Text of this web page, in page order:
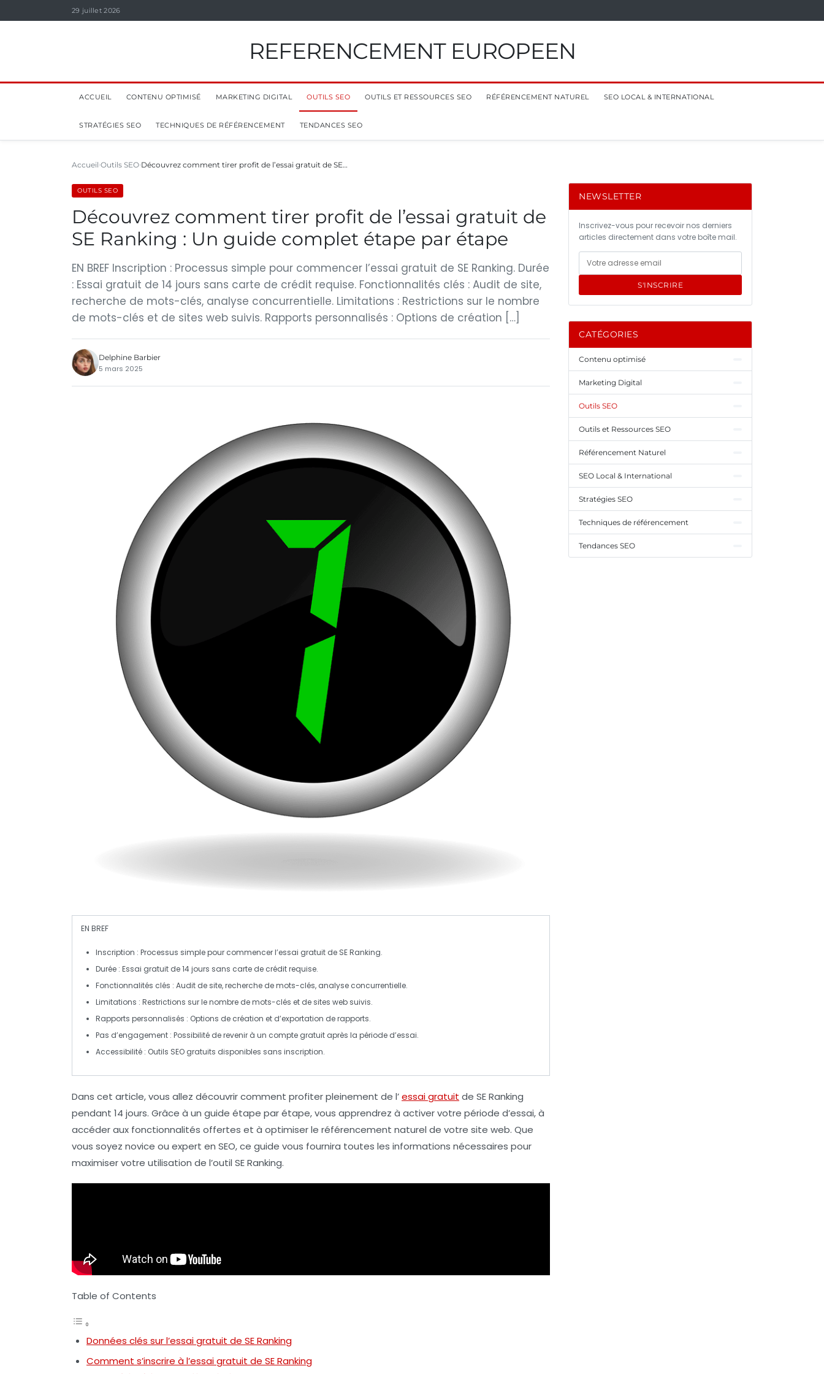
29 juillet 2026
REFERENCEMENT EUROPEEN
ACCUEIL CONTENU OPTIMISÉ MARKETING DIGITAL OUTILS SEO OUTILS ET RESSOURCES SEO RÉFÉRENCEMENT NATUREL SEO LOCAL & INTERNATIONAL
STRATÉGIES SEO TECHNIQUES DE RÉFÉRENCEMENT TENDANCES SEO
Accueil Outils SEO Découvrez comment tirer profit de l’essai gratuit de SE…
OUTILS SEO
Découvrez comment tirer profit de l’essai gratuit de
SE Ranking : Un guide complet étape par étape
EN BREF Inscription : Processus simple pour commencer l’essai gratuit de SE Ranking. Durée
: Essai gratuit de 14 jours sans carte de crédit requise. Fonctionnalités clés : Audit de site,
recherche de mots-clés, analyse concurrentielle. Limitations : Restrictions sur le nombre
de mots-clés et de sites web suivis. Rapports personnalisés : Options de création […]
Delphine Barbier
5 mars 2025
EN BREF
Inscription : Processus simple pour commencer l’essai gratuit de SE Ranking.
Durée : Essai gratuit de 14 jours sans carte de crédit requise.
Fonctionnalités clés : Audit de site, recherche de mots-clés, analyse concurrentielle.
Limitations : Restrictions sur le nombre de mots-clés et de sites web suivis.
Rapports personnalisés : Options de création et d’exportation de rapports.
Pas d’engagement : Possibilité de revenir à un compte gratuit après la période d’essai.
Accessibilité : Outils SEO gratuits disponibles sans inscription.
Dans cet article, vous allez découvrir comment profiter pleinement de l’essai gratuit de SE Ranking
pendant 14 jours. Grâce à un guide étape par étape, vous apprendrez à activer votre période d’essai, à
accéder aux fonctionnalités offertes et à optimiser le référencement naturel de votre site web. Que
vous soyez novice ou expert en SEO, ce guide vous fournira toutes les informations nécessaires pour
maximiser votre utilisation de l’outil SE Ranking.
Table of Contents
Données clés sur l’essai gratuit de SE Ranking
Comment s’inscrire à l’essai gratuit de SE Ranking
NEWSLETTER
Inscrivez-vous pour recevoir nos derniers
articles directement dans votre boîte mail.
S'INSCRIRE
CATÉGORIES
Contenu optimisé
Marketing Digital
Outils SEO
Outils et Ressources SEO
Référencement Naturel
SEO Local & International
Stratégies SEO
Techniques de référencement
Tendances SEO